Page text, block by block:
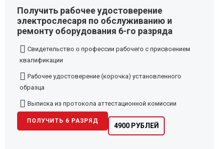
Получить рабочее удостоверение
электрослесаря по обслуживанию и
ремонту оборудования 6-го разряда
Свидетельство о профессии рабочего с присвоением
квалификации
Рабочее удостоверение (корочка) установленного
образца
Выписка из протокола аттестационной комиссии
4900 РУБЛЕЙ
ПОЛУЧИТЬ 6 РАЗРЯД